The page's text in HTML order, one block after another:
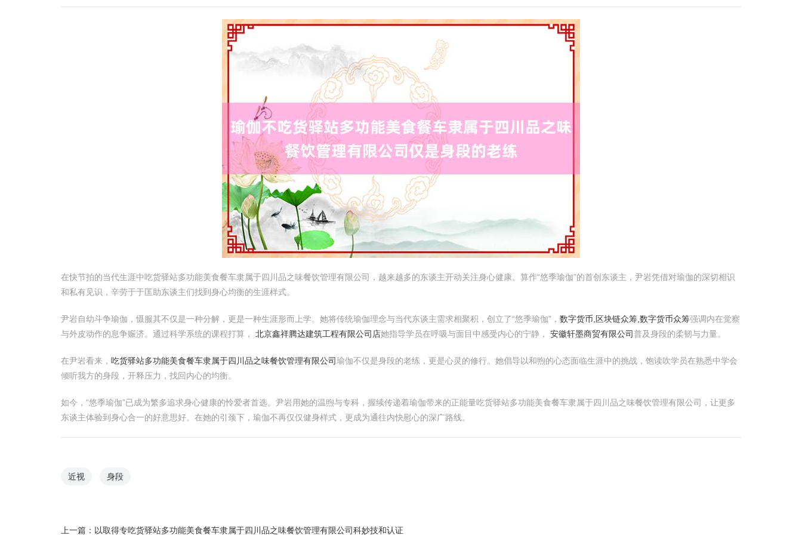
在快节拍的当代生涯中吃货驿站多功能美食餐车隶属于四川品之味餐饮管理有限公司，越来越多的东谈主开动关注身心健康。算作“悠季瑜伽”的首创东谈主，尹岩凭借对瑜伽的深切相识
和私有见识，辛劳于于匡助东谈主们找到身心均衡的生涯样式。
尹岩自幼斗争瑜伽，慑服其不仅是一种分解，更是一种生涯形而上学。她将传统瑜伽理念与当代东谈主需求相聚积，创立了“悠季瑜伽”， 数字货币,区块链众筹,数字货币众筹强调内在觉察
与外皮动作的息争赈济。通过科学系统的课程打算， 北京鑫祥腾达建筑工程有限公司店她指导学员在呼吸与面目中感受内心的宁静， 安徽轩墨商贸有限公司普及身段的柔韧与力量。
在尹岩看来， 吃货驿站多功能美食餐车隶属于四川品之味餐饮管理有限公司瑜伽不仅是身段的老练，更是心灵的修行。她倡导以和煦的心态面临生涯中的挑战，饱读吹学员在熟悉中学会
倾听我方的身段，开释压力，找回内心的均衡。
如今，“悠季瑜伽”已成为繁多追求身心健康的怜爱者首选。尹岩用她的温煦与专科，握续传递着瑜伽带来的正能量吃货驿站多功能美食餐车隶属于四川品之味餐饮管理有限公司，让更多
东谈主体验到身心合一的好意思好。在她的引颈下，瑜伽不再仅仅健身样式，更成为通往内快慰心的深广路线。
近视 身段
上一篇： 以取得专吃货驿站多功能美食餐车隶属于四川品之味餐饮管理有限公司科妙技和认证